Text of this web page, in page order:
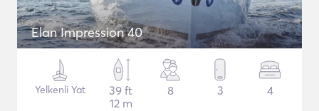
Elan Impression 40
Yelkenli Yat
39 ft
12 m
8 3 4